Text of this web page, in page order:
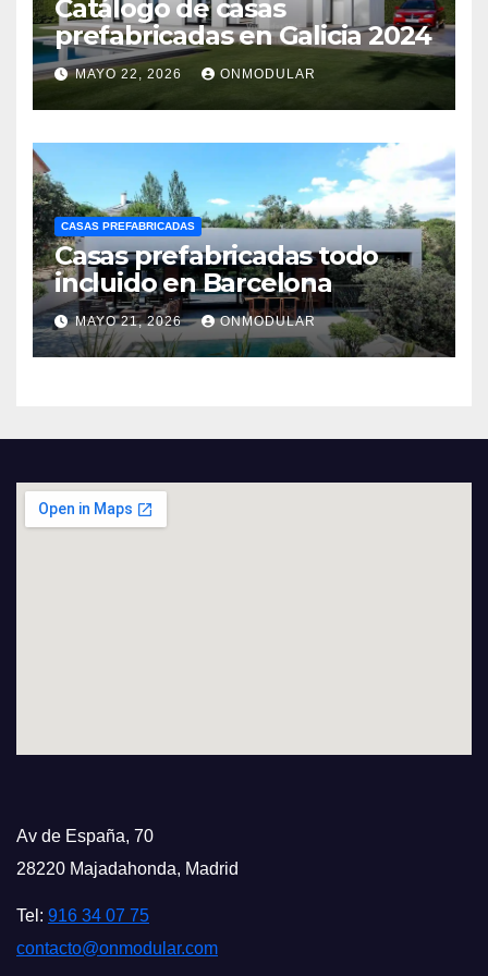
Catálogo de casas
prefabricadas en Galicia 2024
MAYO 22, 2026 ONMODULAR
CASAS PREFABRICADAS
Casas prefabricadas todo
incluido en Barcelona
MAYO 21, 2026 ONMODULAR
Av de España, 70
28220 Majadahonda, Madrid
Tel: 916 34 07 75
contacto@onmodular.com